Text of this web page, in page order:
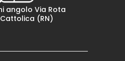
angolo Via Rota
Cattolica (RN)